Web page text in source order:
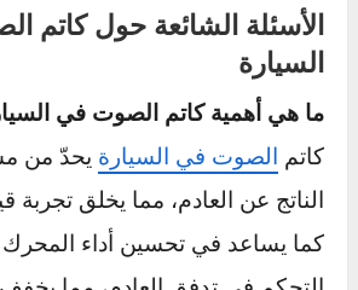
الصوت والحفاظ على أدائه.
في الختام
كاتم الصوت من المكونات
تساهم في تحسين تجربة القيادة
خلال تقليل الضوضاء وتنظيم تدفق
يوفر كاتم الصوت بيئة قيادة أكثر